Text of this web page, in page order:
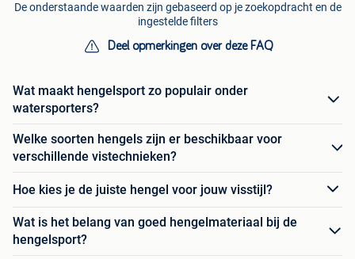
De onderstaande waarden zijn gebaseerd op je zoekopdracht en de
ingestelde filters
Deel opmerkingen over deze FAQ
Wat maakt hengelsport zo populair onder
watersporters?
Welke soorten hengels zijn er beschikbaar voor
verschillende vistechnieken?
Hoe kies je de juiste hengel voor jouw visstijl?
Wat is het belang van goed hengelmateriaal bij de
hengelsport?